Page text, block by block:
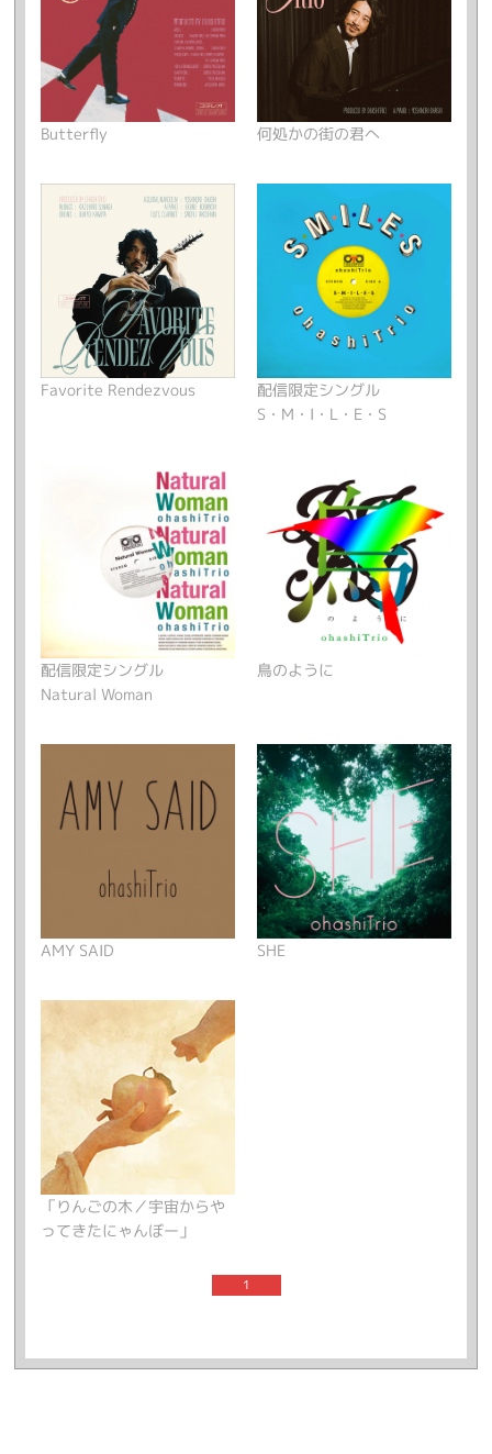
Butterfly 何処かの街の君へ
Favorite Rendezvous
配信限定シングル
S・M・I・L・E・S
配信限定シングル
Natural Woman
鳥のように
AMY SAID SHE
「りんごの木／宇宙からや
ってきたにゃんぼー」
1